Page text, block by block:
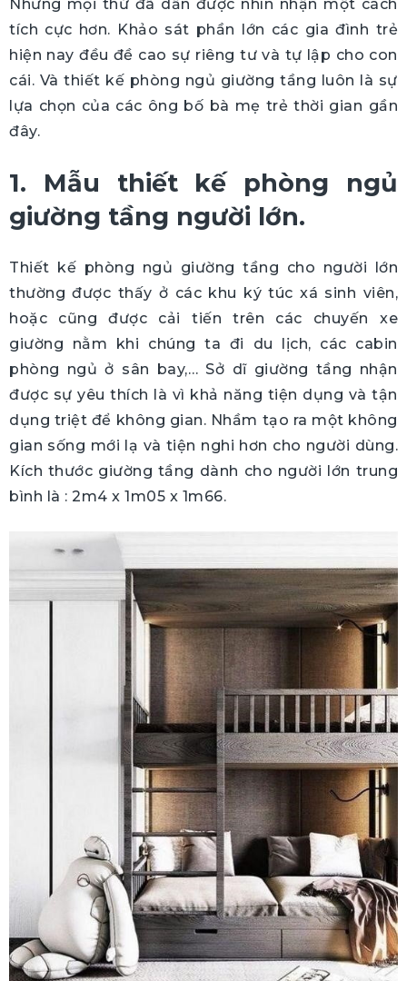
Nhưng mọi thứ đã dần được nhìn nhận một cách
tích cực hơn. Khảo sát phần lớn các gia đình trẻ
hiện nay đều đề cao sự riêng tư và tự lập cho con
cái. Và thiết kế phòng ngủ giường tầng luôn là sự
lựa chọn của các ông bố bà mẹ trẻ thời gian gần
đây.
1. Mẫu thiết kế phòng ngủ
giường tầng người lớn.
Thiết kế phòng ngủ giường tầng cho người lớn
thường được thấy ở các khu ký túc xá sinh viên,
hoặc cũng được cải tiến trên các chuyến xe
giường nằm khi chúng ta đi du lịch, các cabin
phòng ngủ ở sân bay,… Sở dĩ giường tầng nhận
được sự yêu thích là vì khả năng tiện dụng và tận
dụng triệt để không gian. Nhầm tạo ra một không
gian sống mới lạ và tiện nghi hơn cho người dùng.
Kích thước giường tầng dành cho người lớn trung
bình là : 2m4 x 1m05 x 1m66.